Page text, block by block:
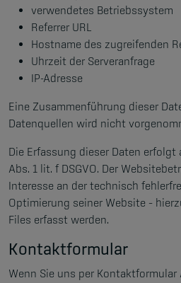
verwendetes Betriebssystem
Referrer URL
Hostname des zugreifenden
Uhrzeit der Serveranfrage
IP-Adresse
Eine Zusammenführung dieser
Datenquellen wird nicht
Die Erfassung dieser Daten erfolgt
Abs. 1 lit. f DSGVO. Der
Interesse an der technisch
Optimierung seiner Website –
Files erfasst werden.
Kontaktformular
Wenn Sie uns per